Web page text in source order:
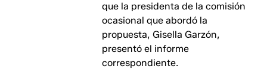
que la presidenta de la comisión
ocasional que abordó la
propuesta, Gisella Garzón,
presentó el informe
correspondiente.